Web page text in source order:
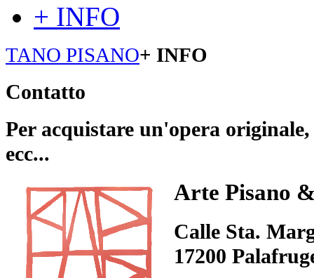
+ INFO
TANO PISANO+ INFO
Contatto
Per acquistare un'opera
ecc...
Arte Pisano
Calle Sta.
17200